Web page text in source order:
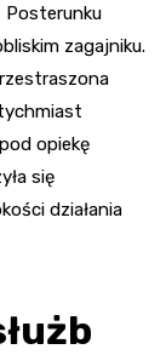
Posterunku
zagajniku.
opiekę
się
działania